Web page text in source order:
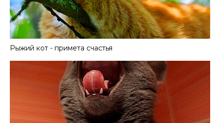
Рыжий кот - примета счастья